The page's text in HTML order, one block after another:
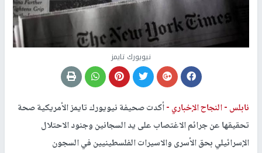
نيويورك تايمز
نابلس -النجاح الإخباري -أكدت صحيفة نيويورك تايمز الأمريكية صحة
تحقيقها عن جرائم الاغتصاب على يد السجانين وجنود الاحتلال
الإسرائيلي بحق الأسرى والاسيرات الفلسطينيين في السجون